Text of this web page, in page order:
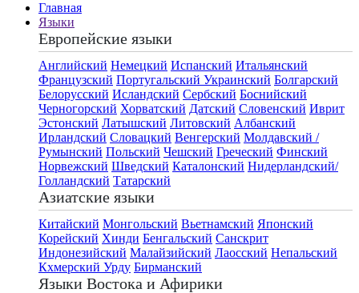
Главная
Языки
Европейские языки
Английский Немецкий Испанский Итальянский
Французский Португальский Украинский Болгарский
Белорусский Исландский Сербский Боснийский
Черногорский Хорватский Датский Словенский Иврит
Эстонский Латышский Литовский Албанский
Ирландский Словацкий Венгерский Молдавский /
Румынский Польский Чешский Греческий Финский
Норвежский Шведский Каталонский Нидерландский/
Голландский Татарский
Азиатские языки
Китайский Монгольский Вьетнамский Японский
Корейский Хинди Бенгальский Санскрит
Индонезийский Малайзийский Лаосский Непальский
Кхмерский Урду Бирманский
Языки Востока и Афирики